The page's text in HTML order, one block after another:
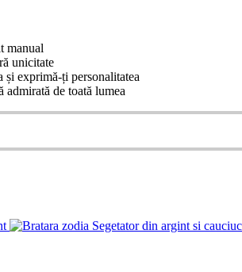
manual
unicitate
exprimă-ți personalitatea
admirată de toată lumea